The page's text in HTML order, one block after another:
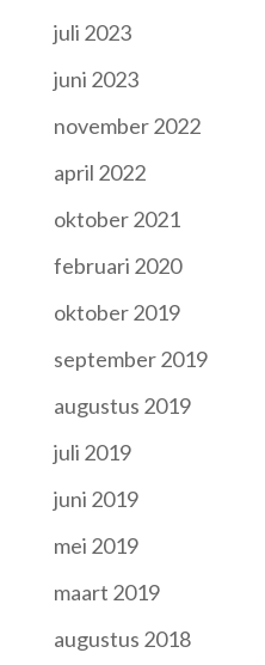
juli 2023
juni 2023
november 2022
april 2022
oktober 2021
februari 2020
oktober 2019
september 2019
augustus 2019
juli 2019
juni 2019
mei 2019
maart 2019
augustus 2018